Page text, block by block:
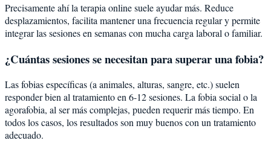
Precisamente ahí la terapia online suele ayudar más. Reduce
desplazamientos, facilita mantener una frecuencia regular y permite
integrar las sesiones en semanas con mucha carga laboral o familiar.
¿Cuántas sesiones se necesitan para superar una fobia?
Las fobias específicas (a animales, alturas, sangre, etc.) suelen
responder bien al tratamiento en 6-12 sesiones. La fobia social o la
agorafobia, al ser más complejas, pueden requerir más tiempo. En
todos los casos, los resultados son muy buenos con un tratamiento
adecuado.